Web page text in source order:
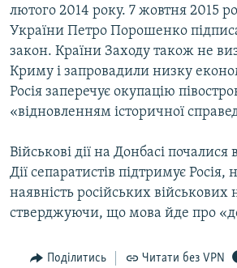
лютого 2014 року. 7 жовтня 2015
України Петро Порошенко
закон. Країни Заходу також не
Криму і запровадили низку
Росія заперечує окупацію
«відновленням історичної
Військові дії на Донбасі почалися
Дії сепаратистів підтримує
наявність російських військових
стверджуючи, що мова йде про
Поділитись Читати без VPN